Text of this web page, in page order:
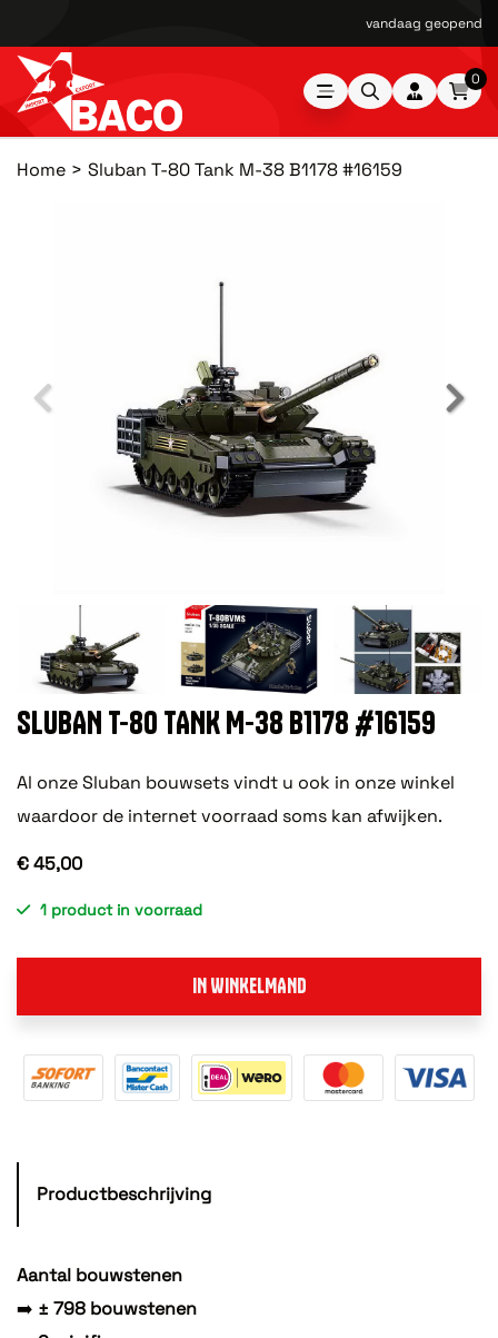
vandaag geopend
0
Home Sluban T-80 Tank M-38 B1178 #16159
SLUBAN T-80 TANK M-38 B1178 #16159
Al onze Sluban bouwsets vindt u ook in onze winkel
waardoor de internet voorraad soms kan afwijken.
€ 45,00
1 product in voorraad
IN WINKELMAND
Productbeschrijving
Aantal bouwstenen
➡️ ± 798 bouwstenen